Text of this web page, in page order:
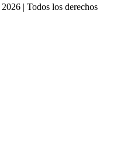
2026 |Todos los derechos